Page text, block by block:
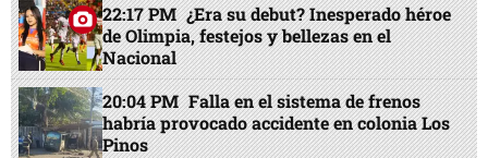
22:17 PM ¿Era su debut? Inesperado héroe
de Olimpia, festejos y bellezas en el
Nacional
20:04 PM Falla en el sistema de frenos
habría provocado accidente en colonia Los
Pinos